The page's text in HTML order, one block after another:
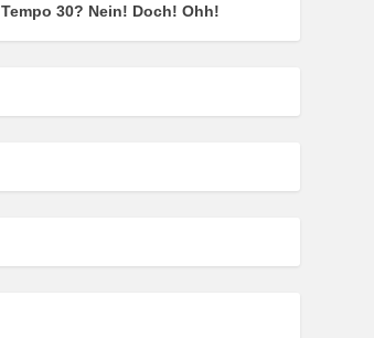
Tempo 30? Nein! Doch! Ohh!